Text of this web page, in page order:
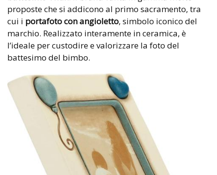
proposte che si addicono al primo sacramento, tra
cui i portafoto con angioletto, simbolo iconico del
marchio. Realizzato interamente in ceramica, è
l’ideale per custodire e valorizzare la foto del
battesimo del bimbo.